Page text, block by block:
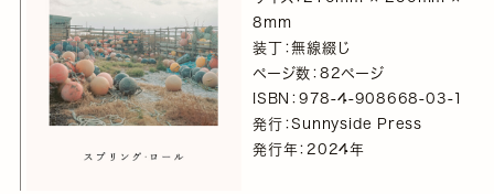
8mm
装丁：無線綴じ
ページ数：82ページ
ISBN：978-4-908668-03-1
発行：Sunnyside Press
発行年：2024年